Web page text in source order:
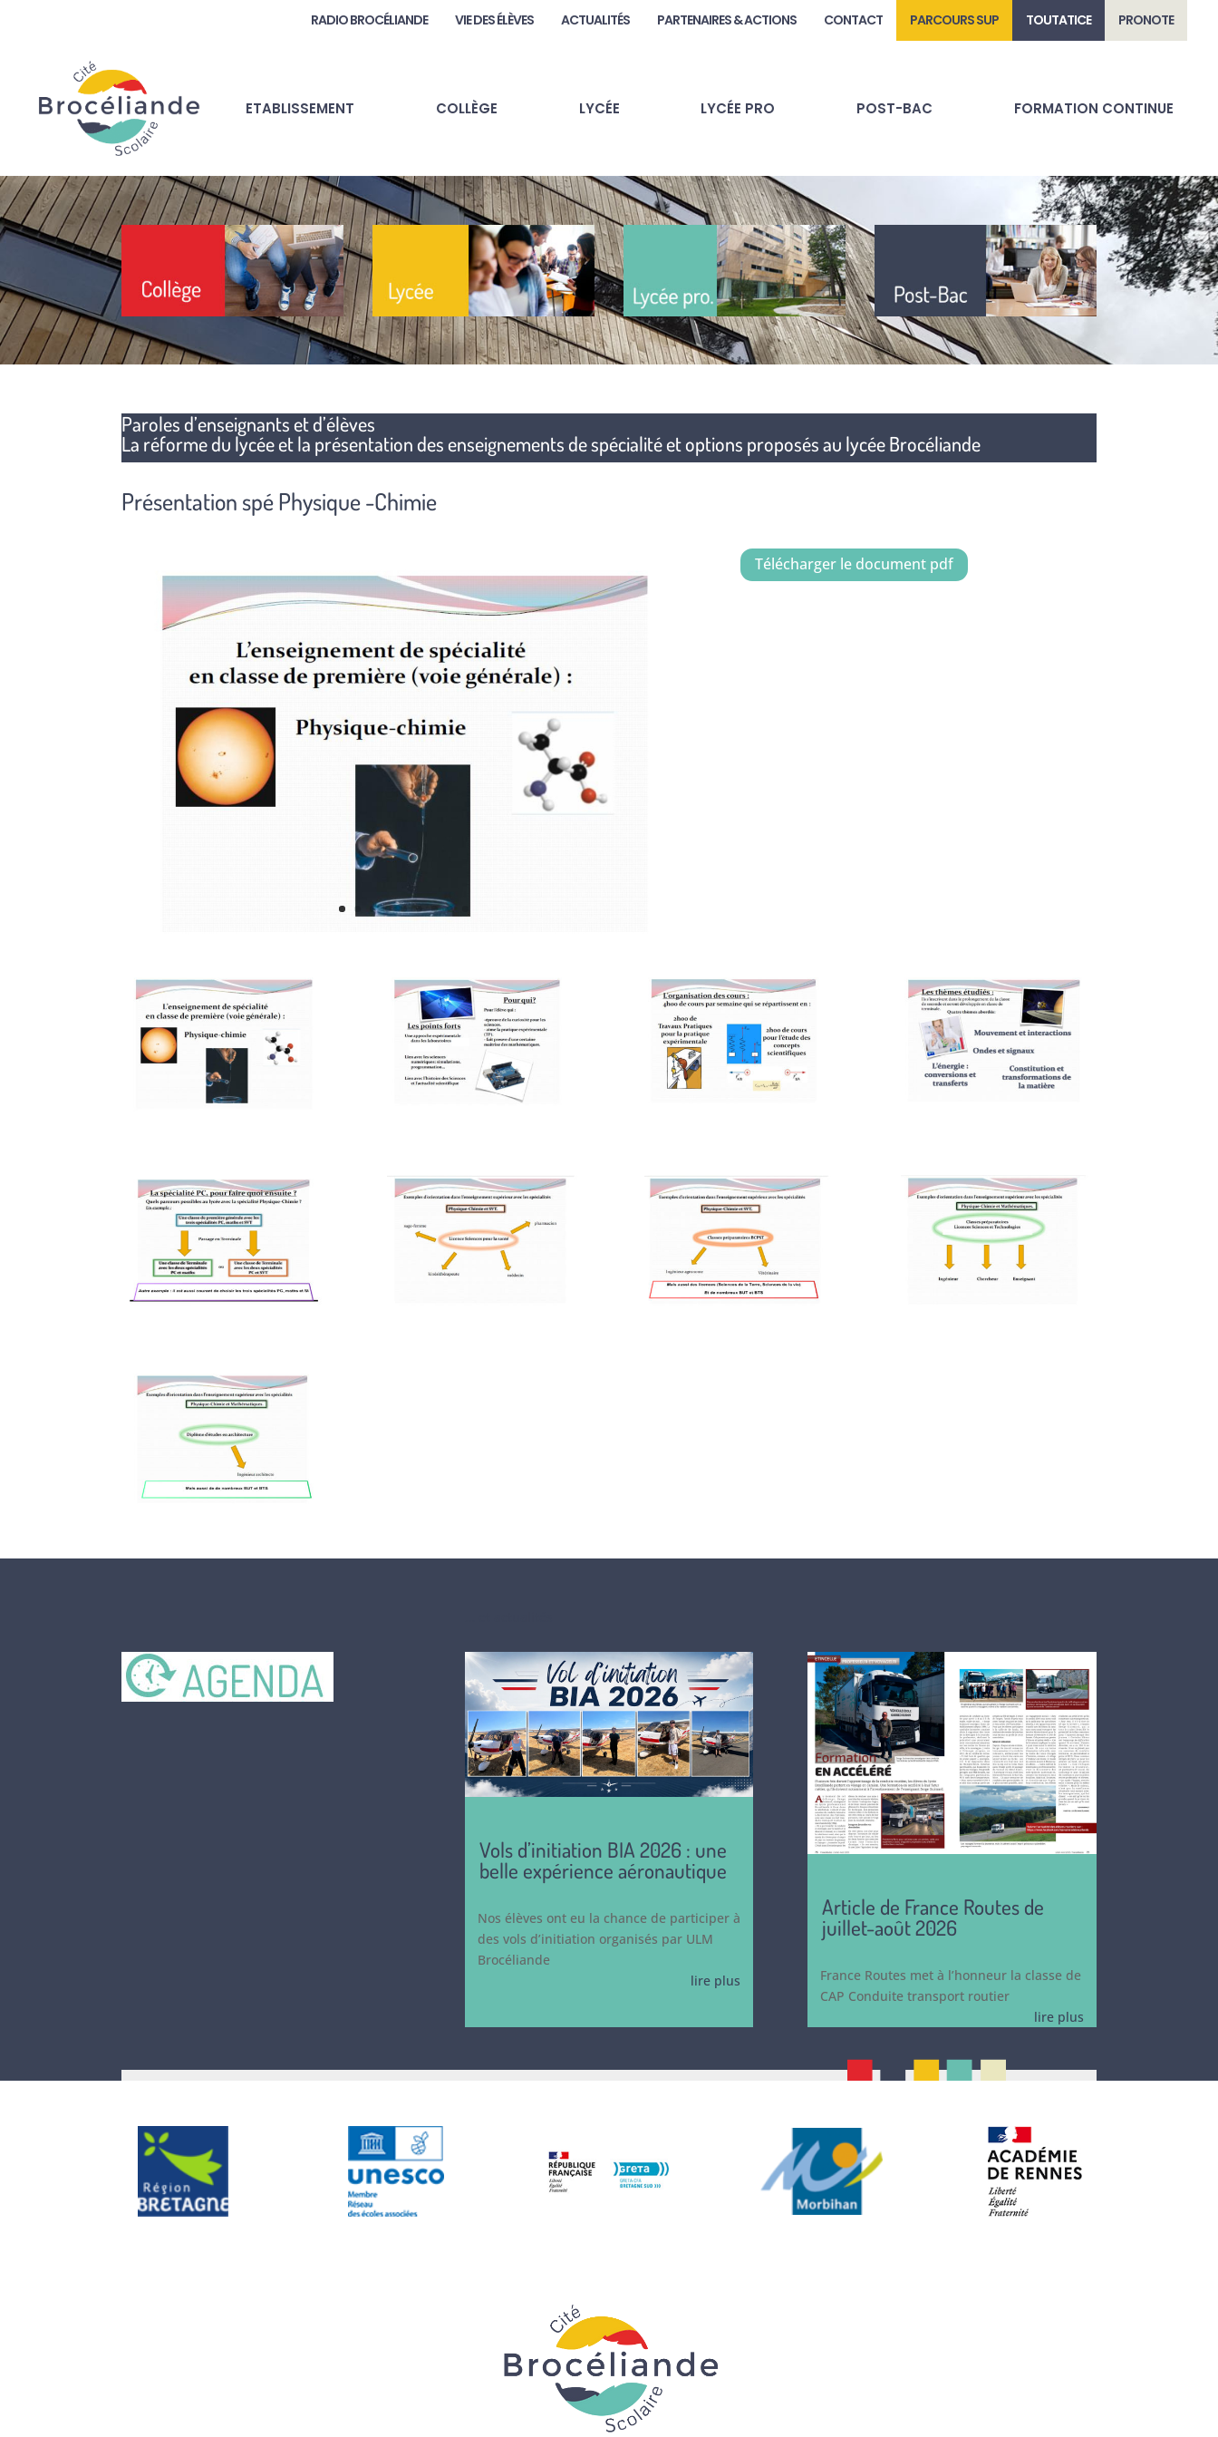
RADIO BROCÉLIANDE VIE DES ÉLÈVES ACTUALITÉS PARTENAIRES & ACTIONS CONTACT PARCOURS SUP TOUTATICE PRONOTE
ETABLISSEMENT COLLÈGE LYCÉE LYCÉE PRO POST-BAC FORMATION CONTINUE
Paroles d’enseignants et d’élèves
La réforme du lycée et la présentation des enseignements de spécialité et options proposés au lycée Brocéliande
Présentation spé Physique -Chimie
Télécharger le document pdf
Vols d’initiation BIA 2026 : une
belle expérience aéronautique
Nos élèves ont eu la chance de participer à
des vols d’initiation organisés par ULM
Brocéliande
lire plus
Article de France Routes de
juillet-août 2026
France Routes met à l’honneur la classe de
CAP Conduite transport routier
lire plus